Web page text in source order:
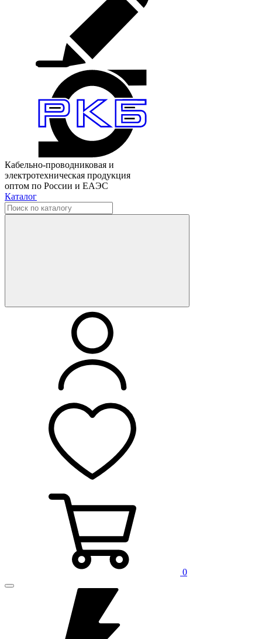
Кабельно-проводниковая и
электротехническая продукция
оптом по России и ЕАЭС
Каталог
0